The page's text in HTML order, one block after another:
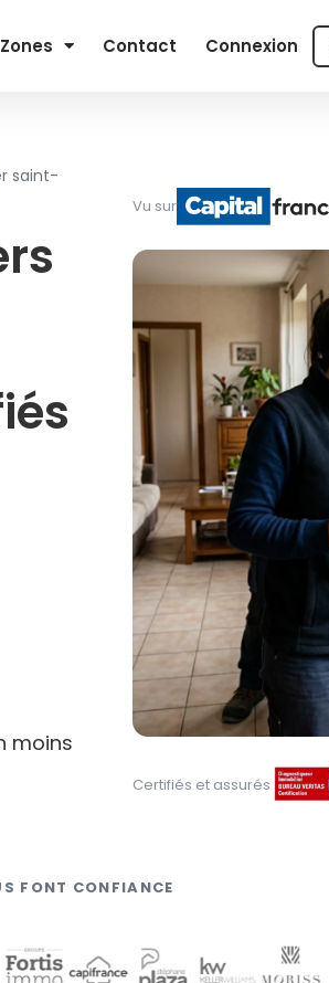
Zones Contact Connexion
saint-
moins
Vu sur
Certifiés et assurés
FONT CONFIANCE